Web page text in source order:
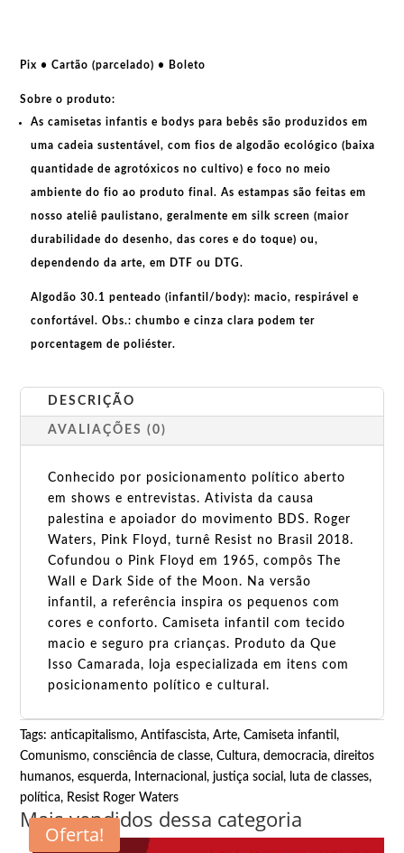
Pix • Cartão (parcelado) • Boleto
Sobre o produto:
Ascamisetas infantis e bodys para bebês são produzidos em
uma cadeia sustentável, com fios dealgodão ecológico (baixa
quantidade de agrotóxicos no cultivo) e foco no meio
ambiente do fio ao produto final. Asestampas são feitas em
nosso ateliê paulistano, geralmente emsilk screen (maior
durabilidade do desenho, das cores e do toque) ou,
dependendo da arte, em DTF ou DTG.
Algodão 30.1 penteado (infantil/body): macio, respirável e
confortável.Obs.: chumbo e cinza clara podem ter
porcentagem de poliéster.
DESCRIÇÃO
AVALIAÇÕES (0)
Conhecido por posicionamento político aberto
em shows e entrevistas. Ativista da causa
palestina e apoiador do movimento BDS. Roger
Waters, Pink Floyd, turnê Resist no Brasil 2018.
Cofundou o Pink Floyd em 1965, compôs The
Wall e Dark Side of the Moon. Na versão
infantil, a referência inspira os pequenos com
cores e conforto. Camiseta infantil com tecido
macio e seguro pra crianças. Produto da Que
Isso Camarada, loja especializada em itens com
posicionamento político e cultural.
Tags:anticapitalismo,Antifascista,Arte,Camiseta infantil,
Comunismo,consciência de classe,Cultura,democracia,direitos
humanos,esquerda, Internacional,justiça social, luta de classes,
política, Resist Roger Waters
Mais vendidos dessa categoria
Oferta!